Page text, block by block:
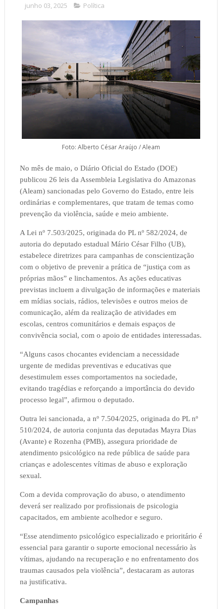
junho 03, 2025 Política
Foto: Alberto César Araújo / Aleam
No mês de maio, o Diário Oficial do Estado (DOE)
publicou 26 leis da Assembleia Legislativa do Amazonas
(Aleam) sancionadas pelo Governo do Estado, entre leis
ordinárias e complementares, que tratam de temas como
prevenção da violência, saúde e meio ambiente.
A Lei nº 7.503/2025, originada do PL nº 582/2024, de
autoria do deputado estadual Mário César Filho (UB),
estabelece diretrizes para campanhas de conscientização
com o objetivo de prevenir a prática de “justiça com as
próprias mãos” e linchamentos. As ações educativas
previstas incluem a divulgação de informações e materiais
em mídias sociais, rádios, televisões e outros meios de
comunicação, além da realização de atividades em
escolas, centros comunitários e demais espaços de
convivência social, com o apoio de entidades interessadas.
“Alguns casos chocantes evidenciam a necessidade
urgente de medidas preventivas e educativas que
desestimulem esses comportamentos na sociedade,
evitando tragédias e reforçando a importância do devido
processo legal”, afirmou o deputado.
Outra lei sancionada, a nº 7.504/2025, originada do PL nº
510/2024, de autoria conjunta das deputadas Mayra Dias
(Avante) e Rozenha (PMB), assegura prioridade de
atendimento psicológico na rede pública de saúde para
crianças e adolescentes vítimas de abuso e exploração
sexual.
Com a devida comprovação do abuso, o atendimento
deverá ser realizado por profissionais de psicologia
capacitados, em ambiente acolhedor e seguro.
“Esse atendimento psicológico especializado e prioritário é
essencial para garantir o suporte emocional necessário às
vítimas, ajudando na recuperação e no enfrentamento dos
traumas causados pela violência”, destacaram as autoras
na justificativa.
Campanhas